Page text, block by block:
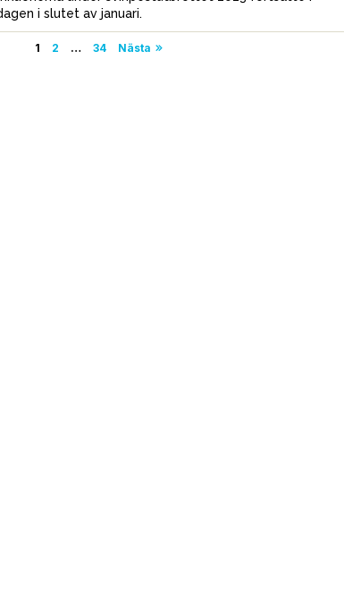
i slutet av januari.
1 2 … 34 Nästa